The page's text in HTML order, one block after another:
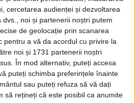
cercetarea audienței și dezvoltarea
dvs., noi și partenerii noștri putem
de geolocație prin scanarea
pentru a vă da acordul cu privire la
noi și 1731 partenerii noștri
În mod alternativ, puteți accesa
puteți schimba preferințele înainte
sau puteți refuza să vă dați
să rețineți că este posibil ca anumite
însemnând că aveau
îmbrăcămintea, fiind
cele 5 clase și provenind
ci fiind copii de
străini fără
meșteșugari sau